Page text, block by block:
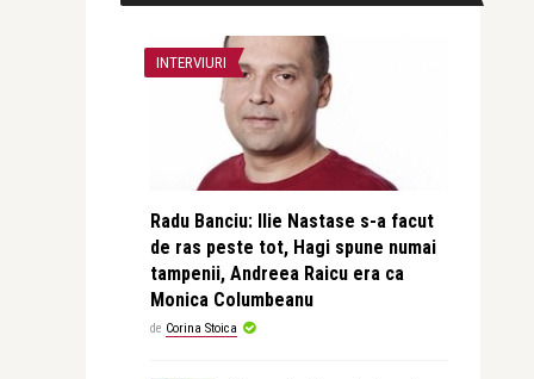
INTERVIURI
Radu Banciu: Ilie Nastase s-a facut
de ras peste tot, Hagi spune numai
tampenii, Andreea Raicu era ca
Monica Columbeanu
de Corina Stoica